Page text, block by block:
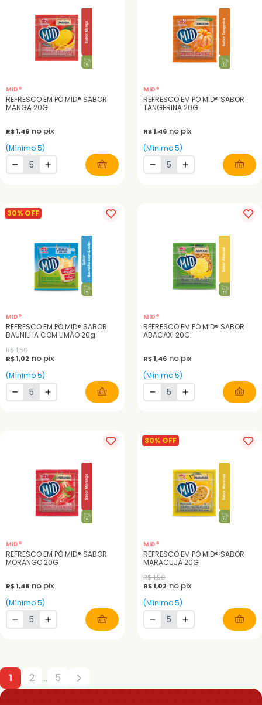
MID®
REFRESCO EM PÓ MID® SABOR
MANGA 20G
R$ 1,46 no pix
(Mínimo 5)
MID®
REFRESCO EM PÓ MID® SABOR
TANGERINA 20G
R$ 1,46 no pix
(Mínimo 5)
30% OFF
MID®
REFRESCO EM PÓ MID® SABOR
BAUNILHA COM LIMÃO 20g
R$ 1,50
R$ 1,02 no pix
(Mínimo 5)
MID®
REFRESCO EM PÓ MID® SABOR
ABACAXI 20G
R$ 1,46 no pix
(Mínimo 5)
MID®
REFRESCO EM PÓ MID® SABOR
MORANGO 20G
R$ 1,46 no pix
(Mínimo 5)
30% OFF
MID®
REFRESCO EM PÓ MID® SABOR
MARACUJÁ 20G
R$ 1,50
R$ 1,02 no pix
(Mínimo 5)
1 2 ... 5